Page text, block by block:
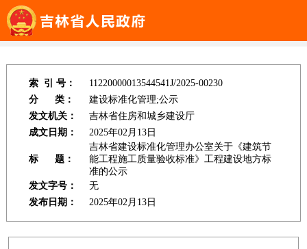
吉林省政府信息公开专栏>>吉林省住房和城乡建设厅
开基础平台
索 引 号：
11220000013544541J/2025-00230
分 类：
建设标准化管理;公示
发文机关：
吉林省住房和城乡建设厅
成文日期：
2025年02月13日
标 题：
吉林省建设标准化管理办公室关于《建筑节
能工程施工质量验收标准》工程建设地方标
准的公示
发文字号：
无
发布日期：
2025年02月13日